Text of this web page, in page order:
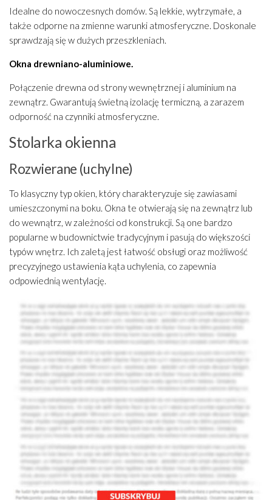
Idealne do nowoczesnych domów. Są lekkie, wytrzymałe, a
także odporne na zmienne warunki atmosferyczne. Doskonale
sprawdzają się w dużych przeszkleniach.
Okna drewniano-aluminiowe.
Połączenie drewna od strony wewnętrznej i aluminium na
zewnątrz. Gwarantują świetną izolację termiczną, a zarazem
odporność na czynniki atmosferyczne.
Stolarka okienna
Rozwierane (uchylne)
To klasyczny typ okien, który charakteryzuje się zawiasami
umieszczonymi na boku. Okna te otwierają się na zewnątrz lub
do wewnątrz, w zależności od konstrukcji. Są one bardzo
popularne w budownictwie tradycyjnym i pasują do większości
typów wnętrz. Ich zaletą jest łatwość obsługi oraz możliwość
precyzyjnego ustawienia kąta uchylenia, co zapewnia
odpowiednią wentylację.